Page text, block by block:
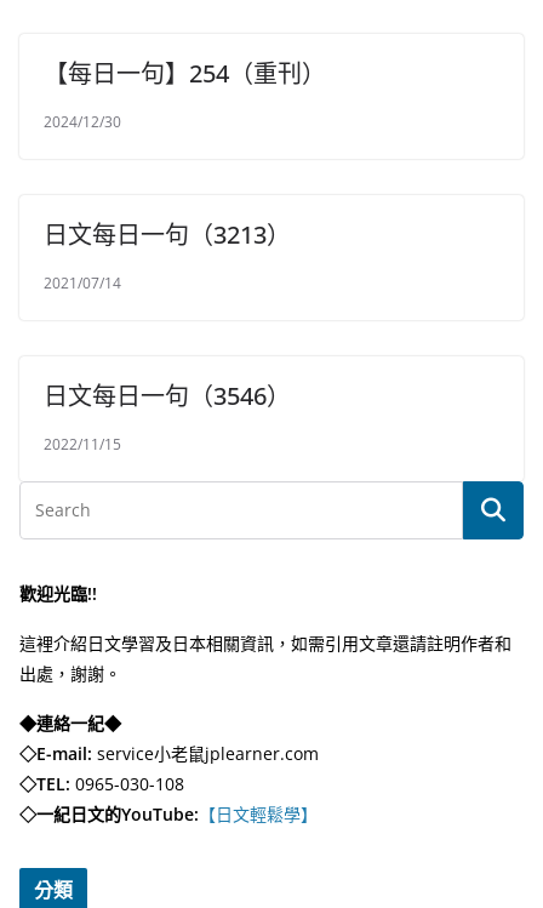
【每日一句】254（重刊）
2024/12/30
日文每日一句（3213）
2021/07/14
日文每日一句（3546）
2022/11/15
歡迎光臨!!
這裡介紹日文學習及日本相關資訊，如需引用文章還請註明作者和
出處，謝謝。
◆連絡一紀◆
◇E-mail: service小老鼠jplearner.com
◇TEL: 0965-030-108
◇一紀日文的YouTube: 【日文輕鬆學】
分類